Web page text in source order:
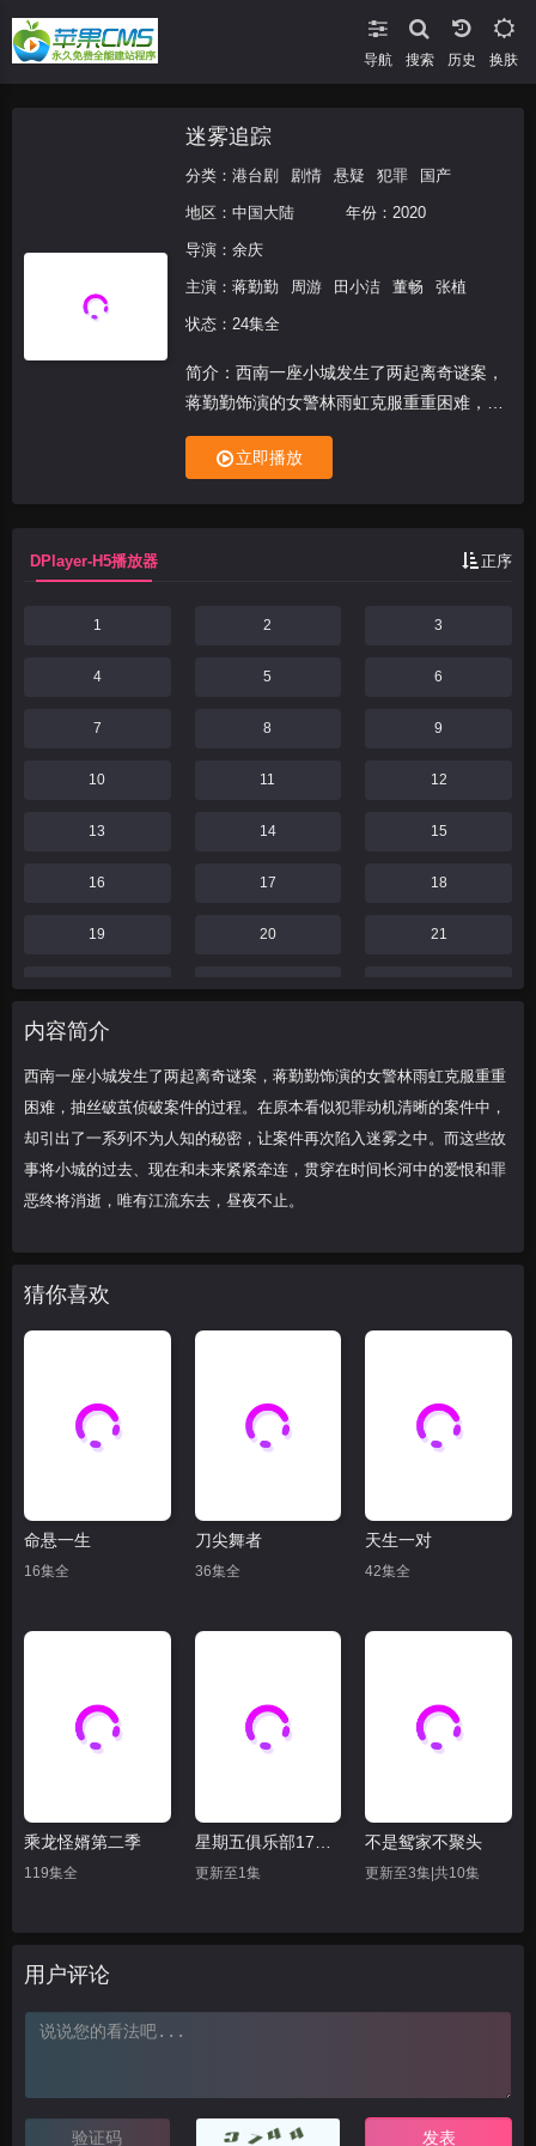
导航 搜索 换肤
迷雾追踪
分类： 港台剧 剧情 悬疑 犯罪 国产
地区： 中国大陆 年份： 2020
导演： 余庆
主演： 蒋勤勤 周游 田小洁 董畅 张植
状态：24集全
简介：西南一座小城发生了两起离奇谜案，
蒋勤勤饰演的女警林雨虹克服重重困难，抽
丝破茧侦破案件的过程。在原本看似犯罪动
机清晰的案件中，却引出了一系列不为人知
立即播放
DPlayer-H5播放器 正序
1 2 3
4 5 6
7 8 9
10 11 12
13 14 15
16 17 18
19 20 21
22 23 24
内容简介
西南一座小城发生了两起离奇谜案，蒋勤勤饰演的女警林雨虹克服重重
困难，抽丝破茧侦破案件的过程。在原本看似犯罪动机清晰的案件中，
却引出了一系列不为人知的秘密，让案件再次陷入迷雾之中。而这些故
事将小城的过去、现在和未来紧紧牵连，贯穿在时间长河中的爱恨和罪
恶终将消逝，唯有江流东去，昼夜不止。
猜你喜欢
命悬一生
16集全
刀尖舞者
36集全
天生一对
42集全
乘龙怪婿第二季
119集全 更新至1集
不是鸳家不聚头
更新至3集|共10集
用户评论